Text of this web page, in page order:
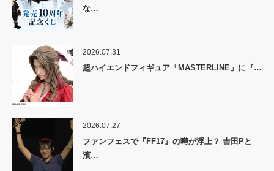
な…
2026.07.31
超ハイエンドフィギュア「MASTERLINE」に『…
2026.07.27
ファンフェスで『FF17』の噂が浮上？ 吉田Pと
濱…